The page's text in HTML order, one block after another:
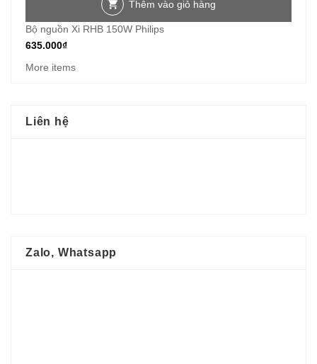
Thêm vào giỏ hàng
Bộ nguồn Xi RHB 150W Philips
635.000₫
More items
Liên hệ
Zalo, Whatsapp